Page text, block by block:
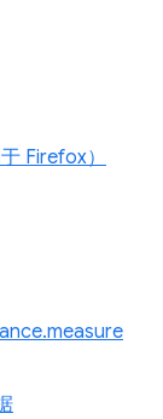
Firefox）